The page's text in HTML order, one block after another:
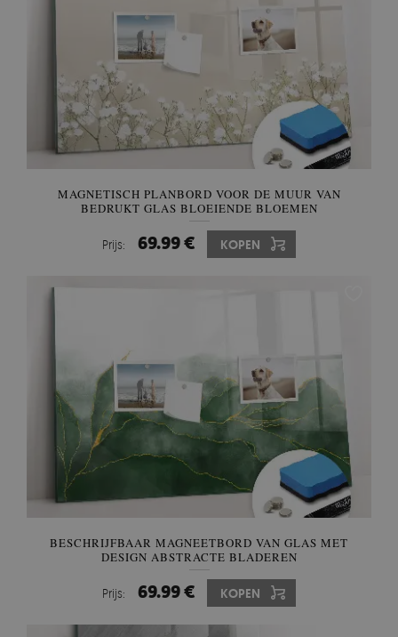
MAGNETISCH PLANBORD VOOR DE MUUR VAN
BEDRUKT GLAS BLOEIENDE BLOEMEN
Prijs: 69.99 € KOPEN
BESCHRIJFBAAR MAGNEETBORD VAN GLAS MET
DESIGN ABSTRACTE BLADEREN
Prijs: 69.99 € KOPEN